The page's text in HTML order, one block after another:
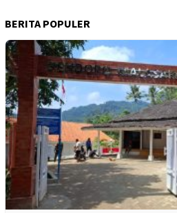
BERITA POPULER